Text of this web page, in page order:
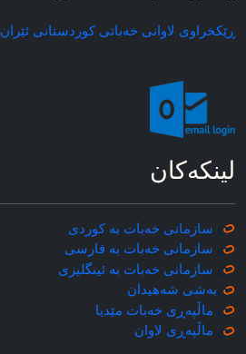
ڕێکخراوی لاوانی خه‌باتی کوردستانی ئێران
لینکه‌کان
سازمانی خه‌بات به کوردی
سازمانی خه‌بات به فارسی
سازمانی خه‌بات به ئینگلیزی
به‌شی شه‌هیدان
ماڵپه‌ڕی خه‌بات مێدیا
ماڵپه‌ڕی لاوان